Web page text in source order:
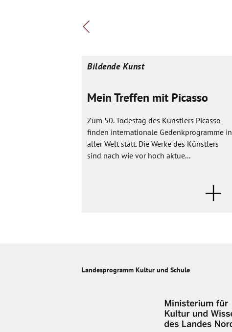
Bildende Kunst
Mein Treffen mit Picasso
Zum 50. Todestag des Künstlers Picasso
finden internationale Gedenkprogramme in
aller Welt statt. Die Werke des Künstlers
sind nach wie vor hoch aktue...
Landesprogramm Kultur und Schule